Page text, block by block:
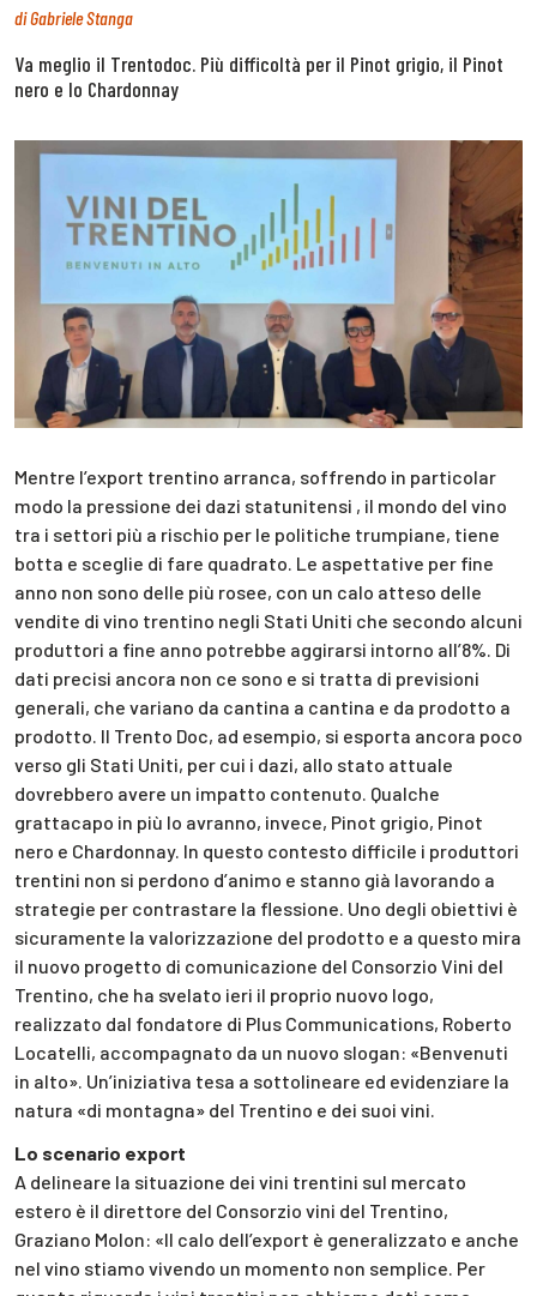
diGabriele Stanga
Va meglio il Trentodoc. Più difficoltà per il Pinot grigio, il Pinot
nero e lo Chardonnay
Mentre l’export trentino arranca, soffrendo in particolar
modo la pressione dei dazi statunitensi , il mondo del vino
tra i settori più a rischio per le politiche trumpiane, tiene
botta e sceglie di fare quadrato. Le aspettative per fine
anno non sono delle più rosee, con un calo atteso delle
vendite di vino trentino negli Stati Uniti che secondo alcuni
produttori a fine anno potrebbe aggirarsi intorno all’8%. Di
dati precisi ancora non ce sono e si tratta di previsioni
generali, che variano da cantina a cantina e da prodotto a
prodotto. Il Trento Doc, ad esempio, si esporta ancora poco
verso gli Stati Uniti, per cui i dazi, allo stato attuale
dovrebbero avere un impatto contenuto. Qualche
grattacapo in più lo avranno, invece, Pinot grigio, Pinot
nero e Chardonnay. In questo contesto difficile i produttori
trentini non si perdono d’animo e stanno già lavorando a
strategie per contrastare la flessione. Uno degli obiettivi è
sicuramente la valorizzazione del prodotto e a questo mira
il nuovo progetto di comunicazione del Consorzio Vini del
Trentino, che ha svelato ieri il proprio nuovo logo,
realizzato dal fondatore di Plus Communications, Roberto
Locatelli, accompagnato da un nuovo slogan: «Benvenuti
in alto». Un’iniziativa tesa a sottolineare ed evidenziare la
natura «di montagna» del Trentino e dei suoi vini.
Lo scenario export
A delineare la situazione dei vini trentini sul mercato
estero è il direttore del Consorzio vini del Trentino,
Graziano Molon: «Il calo dell’export è generalizzato e anche
nel vino stiamo vivendo un momento non semplice. Per